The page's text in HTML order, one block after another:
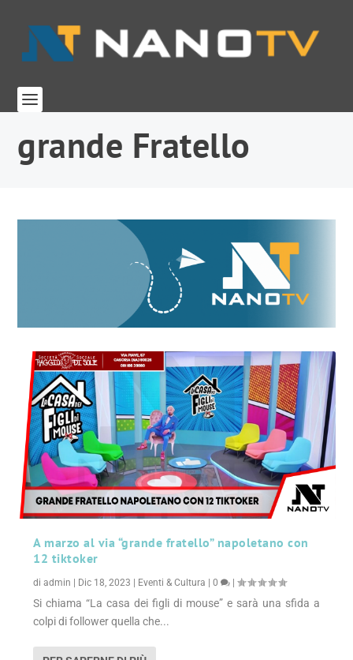
grande Fratello
A marzo al via “grande fratello” napoletano con
12 tiktoker
diadmin Dic 18, 2023 Eventi & Cultura |0 |
Si chiama “La casa dei figli di mouse” e sarà una sfida a
colpi di follower quella che...